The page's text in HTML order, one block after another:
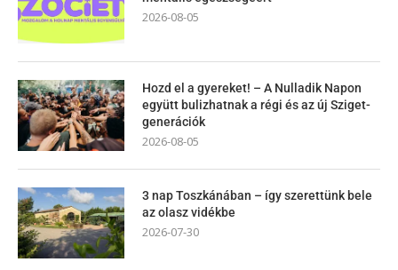
2026-08-05
Hozd el a gyereket! – A Nulladik Napon
együtt bulizhatnak a régi és az új Sziget-
generációk
2026-08-05
3 nap Toszkánában – így szerettünk bele
az olasz vidékbe
2026-07-30